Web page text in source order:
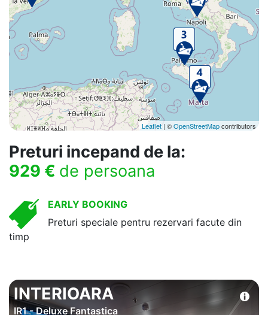
Leaflet | ©OpenStreetMapcontributors
Preturi incepand de la:
929 € de persoana
EARLY BOOKING
Preturi speciale pentru rezervari facute din
timp
INTERIOARA
IR1 - Deluxe Fantastica